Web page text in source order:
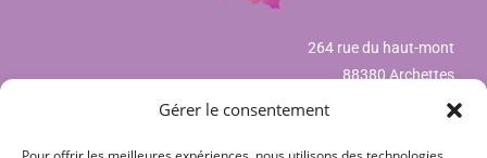
Gérer le consentement
264 rue du haut-mont
88380 Archettes